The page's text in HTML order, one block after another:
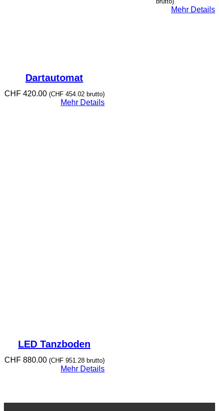
Dartautomat
CHF420.00 (CHF454.02brutto)
Mehr Details
Mehr Details
LED Tanzboden
CHF880.00 (CHF951.28brutto)
Mehr Details